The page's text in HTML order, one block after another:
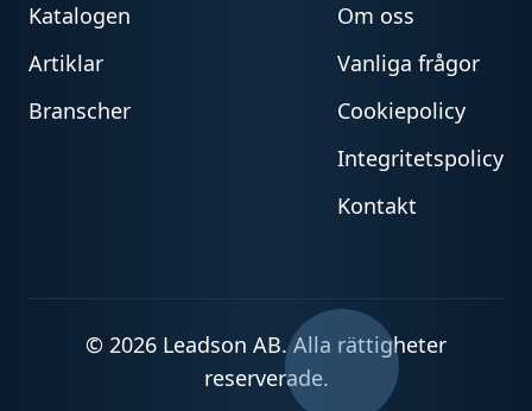
Katalogen
Artiklar
Branscher
Om oss
Vanliga frågor
Cookiepolicy
Integritetspolicy
Kontakt
© 2026 Leadson AB. Alla rättigheter
reserverade.